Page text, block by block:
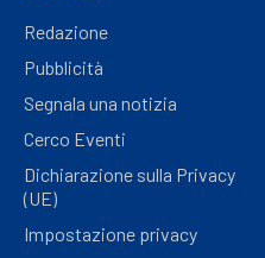
Redazione
Pubblicità
Segnala una notizia
Cerco Eventi
Dichiarazione sulla Privacy
(UE)
Impostazione privacy